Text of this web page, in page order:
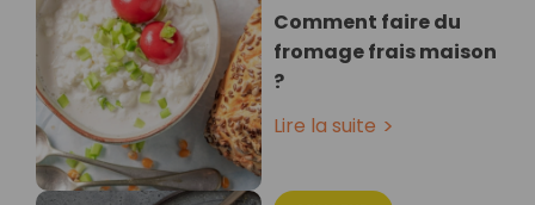
Comment faire du
fromage frais maison
?
Lire la suite